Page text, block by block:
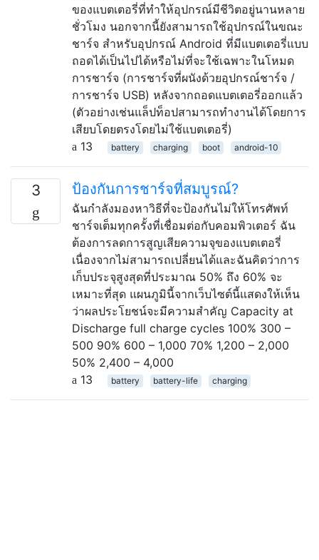
ของแบตเตอรี่ที่ทำให้อุปกรณ์มีชีวิตอยู่นานหลาย
ชั่วโมง นอกจากนี้ยังสามารถใช้อุปกรณ์ในขณะ
ชาร์จ สำหรับอุปกรณ์ Android ที่มีแบตเตอรี่แบบ
ถอดได้เป็นไปได้หรือไม่ที่จะใช้เฉพาะในโหมด
การชาร์จ (การชาร์จที่ผนังด้วยอุปกรณ์ชาร์จ /
การชาร์จ USB) หลังจากถอดแบตเตอรี่ออกแล้ว
(ตัวอย่างเช่นแล็ปท็อปสามารถทำงานได้โดยการ
เสียบโดยตรงโดยไม่ใช้แบตเตอรี่)
13
battery charging boot android-10
3 ป้องกันการชาร์จที่สมบูรณ์?
ฉันกำลังมองหาวิธีที่จะป้องกันไม่ให้โทรศัพท์
ชาร์จเต็มทุกครั้งที่เชื่อมต่อกับคอมพิวเตอร์ ฉัน
ต้องการลดการสูญเสียความจุของแบตเตอรี่
เนื่องจากไม่สามารถเปลี่ยนได้และฉันคิดว่าการ
เก็บประจุสูงสุดที่ประมาณ 50% ถึง 60% จะ
เหมาะที่สุด แผนภูมินี้จากเว็บไซต์นี้แสดงให้เห็น
ว่าผลประโยชน์จะมีความสำคัญ Capacity at
Discharge full charge cycles 100% 300 –
500 90% 600 – 1,000 70% 1,200 – 2,000
50% 2,400 – 4,000
13
battery battery-life charging